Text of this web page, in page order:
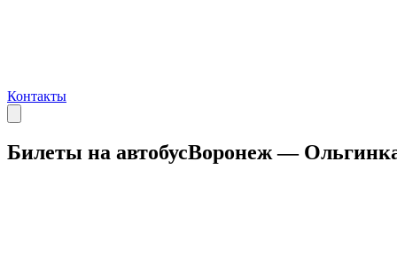
Контакты
Билеты на автобусВоронеж —